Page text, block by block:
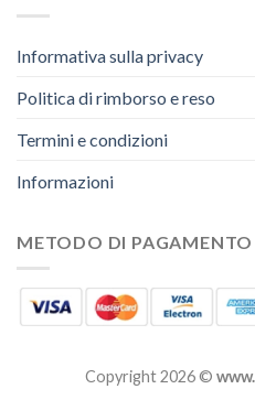
Informativa sulla privacy
Politica di rimborso e reso
Termini e condizioni
Informazioni
METODO DI PAGAMENTO
Copyright 2026 ©